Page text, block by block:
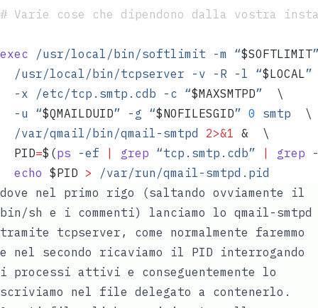
# Varie cose che dipendono dalla vostra
exec /usr/local/bin/softlimit -m “$SOFTLIMIT
  /usr/local/bin/tcpserver
-v -R -l “$LOCAL”
  -x
/etc/tcp.smtp.cdb -c “$MAXSMTPD”
  \
  -u
“$QMAILDUID” -g “$NOFILESGID” 0 smtp
  \
  /var/qmail/bin/qmail-smtpd
2>&1 &
  \
  PID
=$(ps -ef | grep “tcp.smtp.cdb” | grep
  echo
$PID > /var/run/qmail-smtpd.pid
dove nel primo rigo (saltando ovviamente il
bin/sh e i commenti) lanciamo lo qmail-smtpd
tramite tcpserver, come normalmente faremmo
e nel secondo ricaviamo il PID interrogando
i processi attivi e conseguentemente lo
scriviamo nel file delegato a contenerlo.